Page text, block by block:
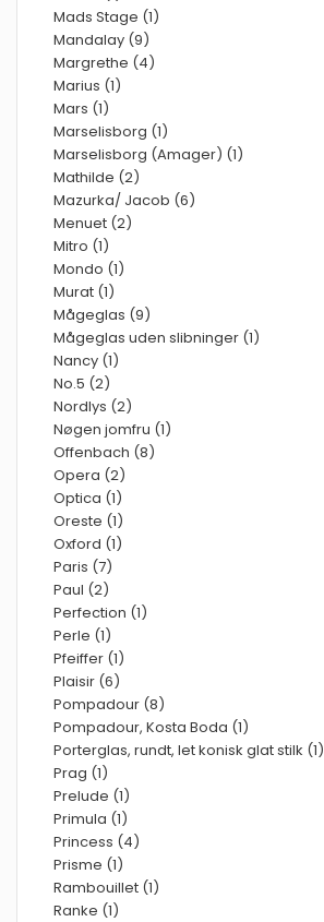
Mads Stage (1)
Mandalay (9)
Margrethe (4)
Marius (1)
Mars (1)
Marselisborg (1)
Marselisborg (Amager) (1)
Mathilde (2)
Mazurka/ Jacob (6)
Menuet (2)
Mitro (1)
Mondo (1)
Murat (1)
Mågeglas (9)
Mågeglas uden slibninger (1)
Nancy (1)
No.5 (2)
Nordlys (2)
Nøgen jomfru (1)
Offenbach (8)
Opera (2)
Optica (1)
Oreste (1)
Oxford (1)
Paris (7)
Paul (2)
Perfection (1)
Perle (1)
Pfeiffer (1)
Plaisir (6)
Pompadour (8)
Pompadour, Kosta Boda (1)
Porterglas, rundt, let konisk glat stilk (1)
Prag (1)
Prelude (1)
Primula (1)
Princess (4)
Prisme (1)
Rambouillet (1)
Ranke (1)